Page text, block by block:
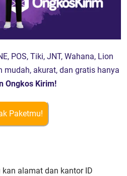
POS, Tiki, JNT, Wahana, Lion
mudah, akurat, dan gratis hanya
Ongkos Kirim!
Paketmu!
alamat dan kantor ID